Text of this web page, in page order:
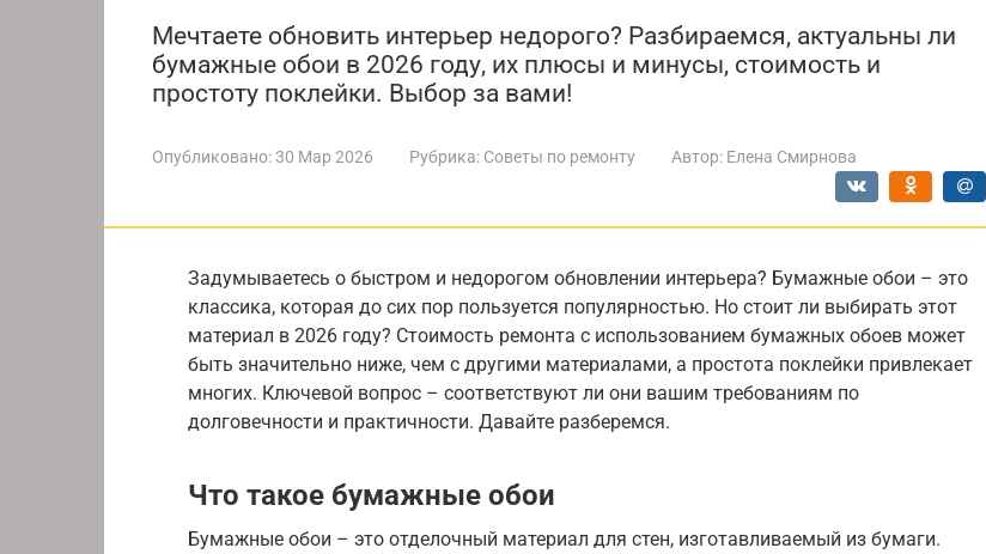
Мечтаете обновить интерьер недорого? Разбираемся, актуальны ли
бумажные обои в 2026 году, их плюсы и минусы, стоимость и
простоту поклейки. Выбор за вами!
Опубликовано:30 Мар 2026 Рубрика: Советы по ремонту Автор: Елена Смирнова
Задумываетесь о быстром и недорогом обновлении интерьера? Бумажные обои – это
классика, которая до сих пор пользуется популярностью. Но стоит ли выбирать этот
материал в 2026 году? Стоимость ремонта с использованием бумажных обоев может
быть значительно ниже, чем с другими материалами, а простота поклейки привлекает
многих. Ключевой вопрос – соответствуют ли они вашим требованиям по
долговечности и практичности. Давайте разберемся.
Что такое бумажные обои
Бумажные обои – это отделочный материал для стен, изготавливаемый из бумаги.